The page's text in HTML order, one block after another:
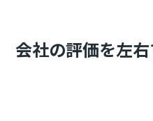
o
会社の評価を左右